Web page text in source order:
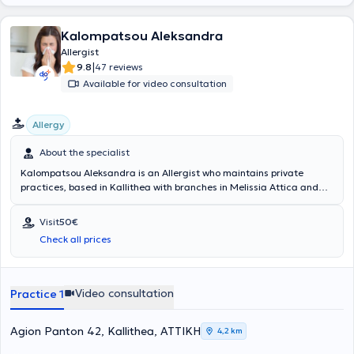
Kalompatsou Aleksandra
Allergist
9.8|47 reviews
Available for video consultation
Allergy
About the specialist
Kalompatsou Aleksandra is an Allergist who maintains private
practices, based in Kallithea with branches in Melissia Attica and
School of Aristotle University of Thessaloniki and specialized in
Allergy at the General Children's Hospital of Athens "Panagiotis &
Aglaia Kyriakou," as well as at the General Hospital of Athens
"Laiko." She has many years of clinical experience and has served as
Visit50€
Check all prices
Practice 1 Video consultation
Agion Panton 42, Kallithea, ΑΤΤΙΚΗ 4,2 km